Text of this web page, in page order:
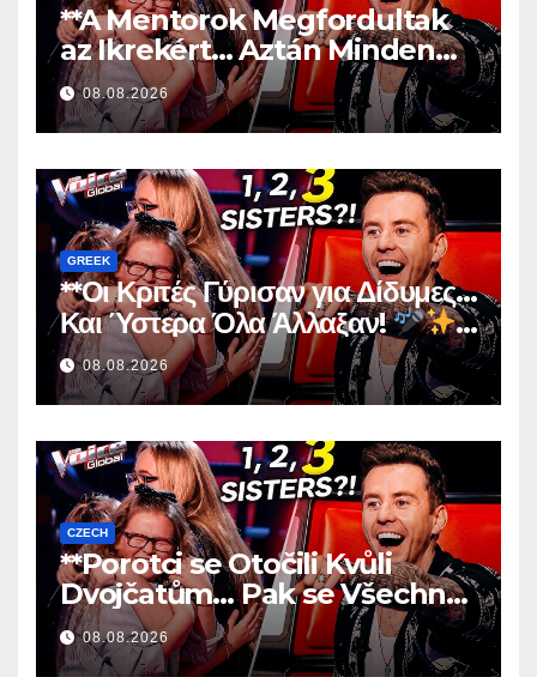
**A Mentorok Megfordultak
az Ikrekért… Aztán Minden
Megváltozott!
**
08.08.2026
GREEK
**Οι Κριτές Γύρισαν για Δίδυμες…
Και Ύστερα Όλα Άλλαξαν!
**08.08.2026
CZECH
**Porotci se Otočili Kvůli
Dvojčatům… Pak se Všechno
Změnilo!
**
08.08.2026